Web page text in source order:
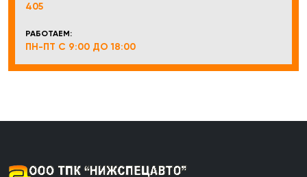
405
РАБОТАЕМ:
ПН-ПТ С 9:00 ДО 18:00